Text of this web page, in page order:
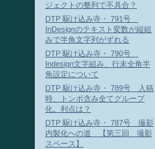
ジェクトの整列で不具合？
DTP 駆け込み寺・ 791号
InDesignのテキスト変数が縦組
みで半角文字列がずれる
DTP 駆け込み寺・ 790号
Indesign文字組み、行末全角半
角設定について
DTP 駆け込み寺・ 789号 入稿
時、トンボ含み全てグループ
化。利点は？
DTP 駆け込み寺・ 787号 撮影
内製化への道 【第三回 撮影
スペース】